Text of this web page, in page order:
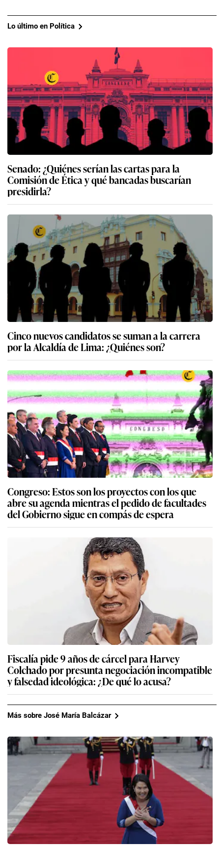
Lo último en Política
Senado: ¿Quiénes serían las cartas para la
Comisión de Ética y qué bancadas buscarían
presidirla?
Cinco nuevos candidatos se suman a la carrera
por la Alcaldía de Lima: ¿Quiénes son?
Congreso: Estos son los proyectos con los que
abre su agenda mientras el pedido de facultades
del Gobierno sigue en compás de espera
Fiscalía pide 9 años de cárcel para Harvey
Colchado por presunta negociación incompatible
y falsedad ideológica: ¿De qué lo acusa?
Más sobre José María Balcázar